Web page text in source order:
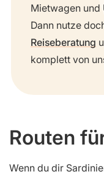
Mietwagen und
Dann nutze
Reiseberatung
komplett von
Routen
Wenn du dir